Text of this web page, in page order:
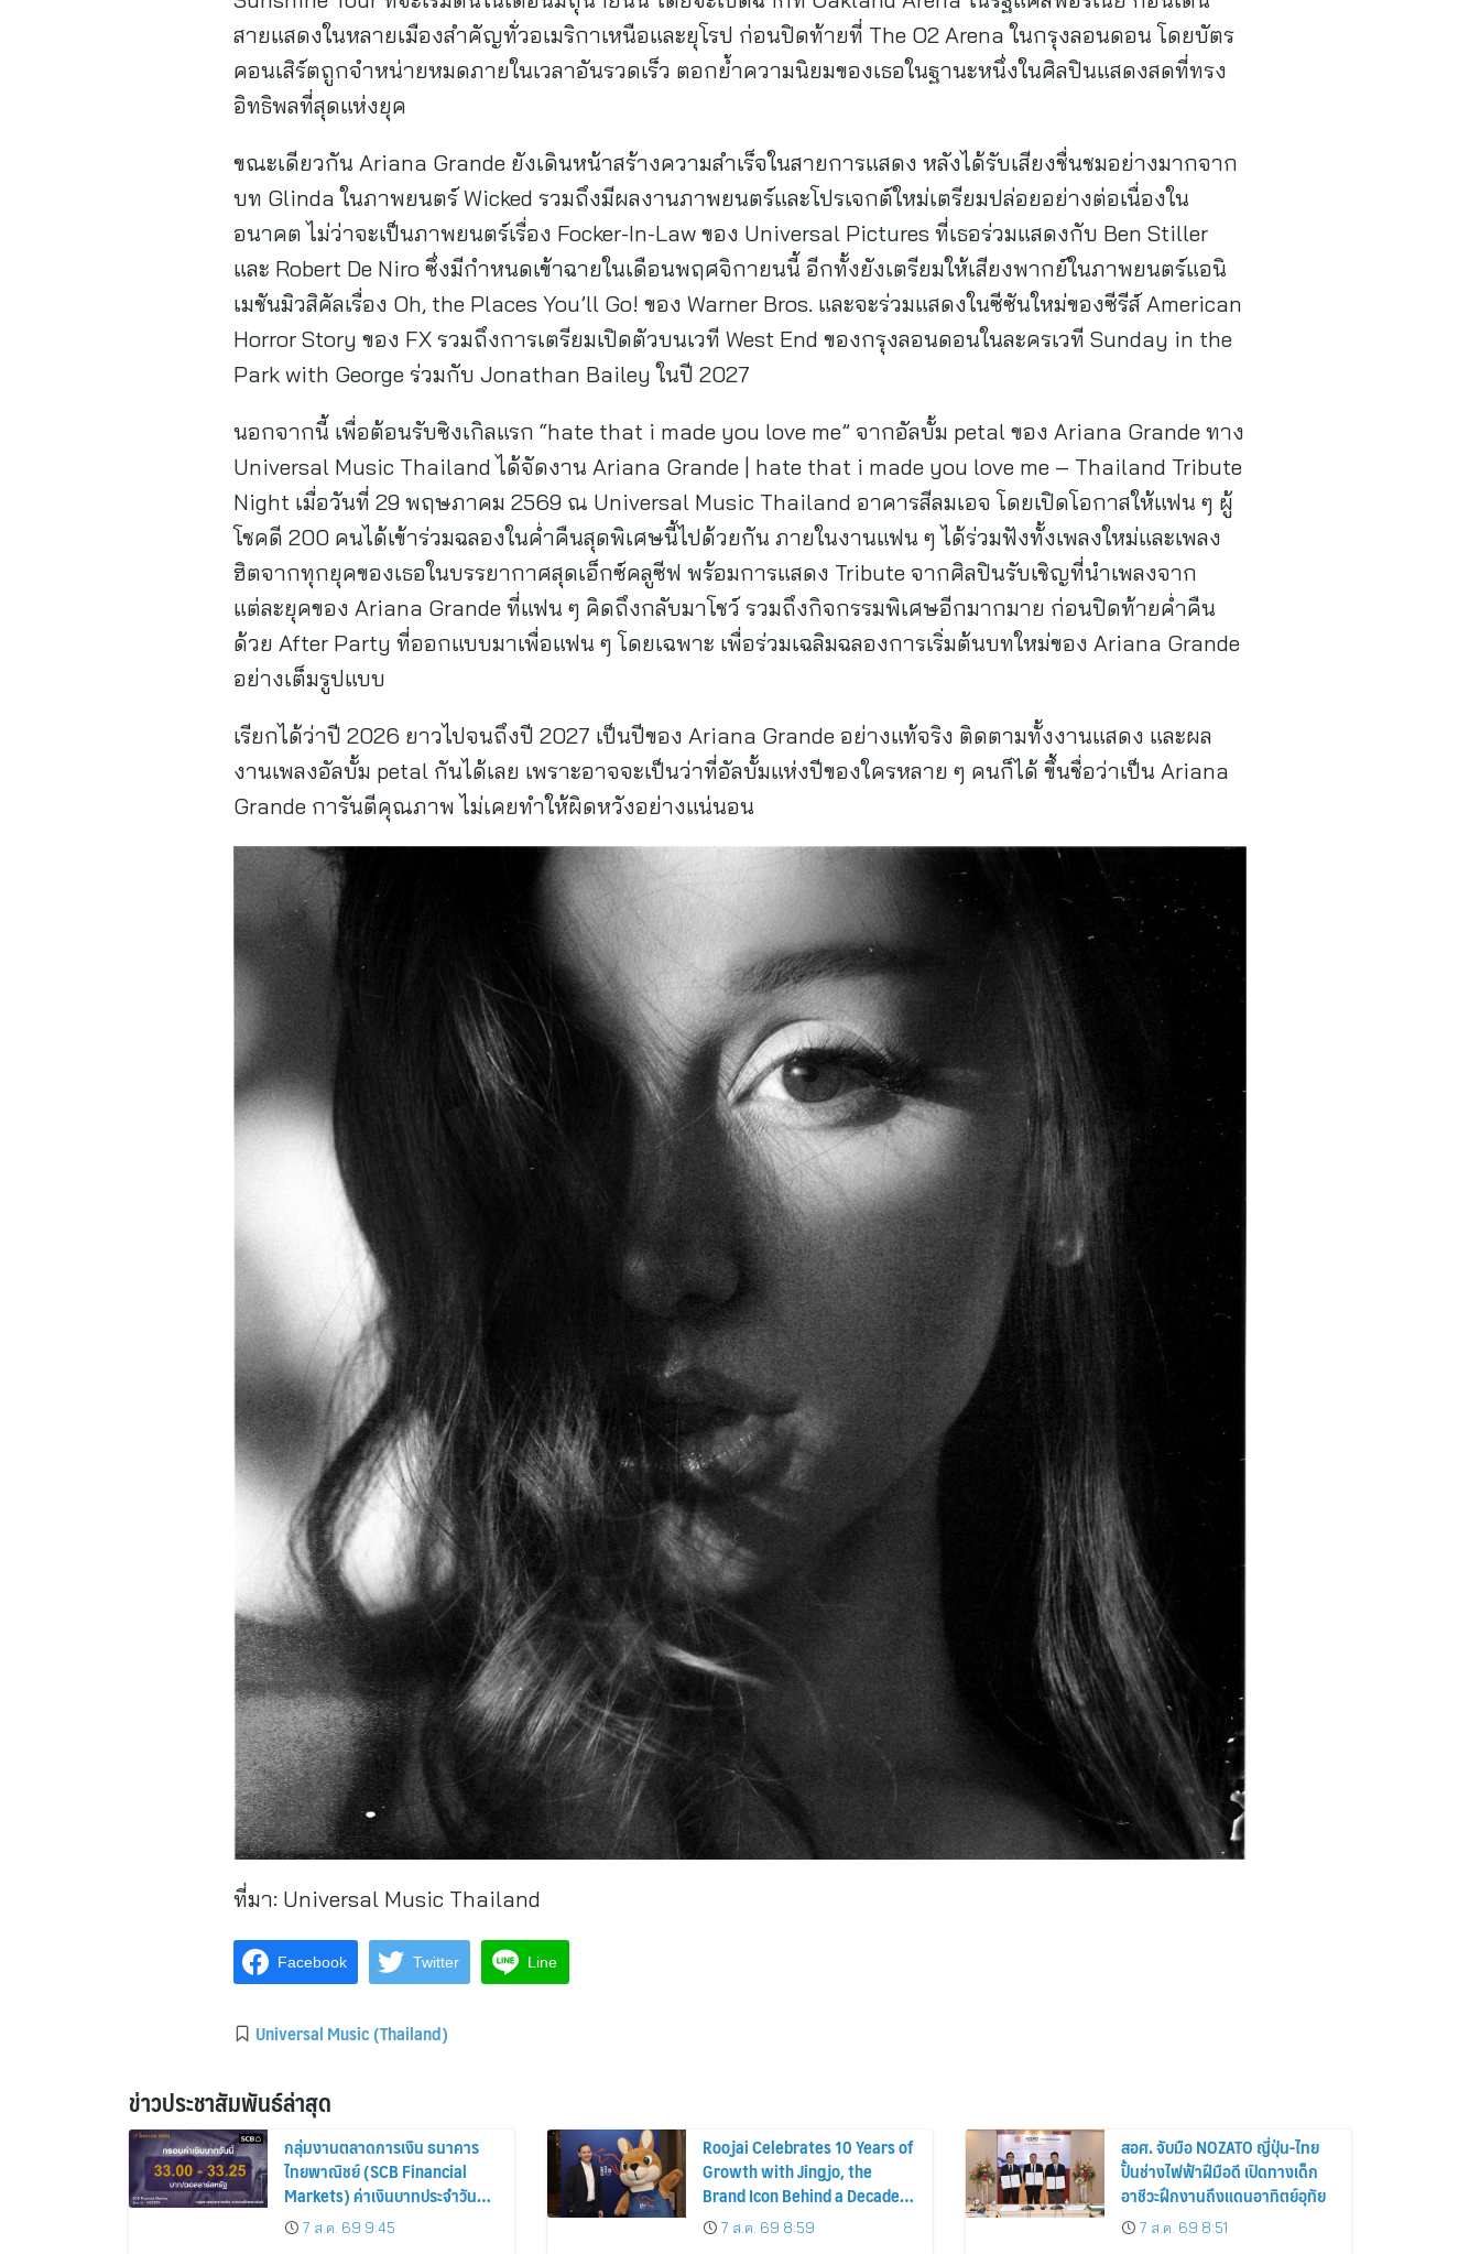
สายแสดงในหลายเมืองสำคัญทั่วอเมริกาเหนือและยุโรป ก่อนปิดท้ายที่ The O2 Arena ในกรุงลอนดอน โดยบัตร
คอนเสิร์ตถูกจำหน่ายหมดภายในเวลาอันรวดเร็ว ตอกย้ำความนิยมของเธอในฐานะหนึ่งในศิลปินแสดงสดที่ทรง
อิทธิพลที่สุดแห่งยุค
ขณะเดียวกัน Ariana Grande ยังเดินหน้าสร้างความสำเร็จในสายการแสดง หลังได้รับเสียงชื่นชมอย่างมากจาก
บท Glinda ในภาพยนตร์ Wicked รวมถึงมีผลงานภาพยนตร์และโปรเจกต์ใหม่เตรียมปล่อยอย่างต่อเนื่องใน
อนาคต ไม่ว่าจะเป็นภาพยนตร์เรื่อง Focker-In-Law ของ Universal Pictures ที่เธอร่วมแสดงกับ Ben Stiller
และ Robert De Niro ซึ่งมีกำหนดเข้าฉายในเดือนพฤศจิกายนนี้ อีกทั้งยังเตรียมให้เสียงพากย์ในภาพยนตร์แอนิ
เมชันมิวสิคัลเรื่อง Oh, the Places You’ll Go! ของ Warner Bros. และจะร่วมแสดงในซีซันใหม่ของซีรีส์ American
Horror Story ของ FX รวมถึงการเตรียมเปิดตัวบนเวที West End ของกรุงลอนดอนในละครเวที Sunday in the
Park with George ร่วมกับ Jonathan Bailey ในปี 2027
นอกจากนี้ เพื่อต้อนรับซิงเกิลแรก “hate that i made you love me” จากอัลบั้ม petal ของ Ariana Grande ทาง
Universal Music Thailand ได้จัดงาน Ariana Grande | hate that i made you love me – Thailand Tribute
Night เมื่อวันที่ 29 พฤษภาคม 2569 ณ Universal Music Thailand อาคารสีลมเอจ โดยเปิดโอกาสให้แฟน ๆ ผู้
โชคดี 200 คนได้เข้าร่วมฉลองในค่ำคืนสุดพิเศษนี้ไปด้วยกัน ภายในงานแฟน ๆ ได้ร่วมฟังทั้งเพลงใหม่และเพลง
ฮิตจากทุกยุคของเธอในบรรยากาศสุดเอ็กซ์คลูซีฟ พร้อมการแสดง Tribute จากศิลปินรับเชิญที่นำเพลงจาก
แต่ละยุคของ Ariana Grande ที่แฟน ๆ คิดถึงกลับมาโชว์ รวมถึงกิจกรรมพิเศษอีกมากมาย ก่อนปิดท้ายค่ำคืน
ด้วย After Party ที่ออกแบบมาเพื่อแฟน ๆ โดยเฉพาะ เพื่อร่วมเฉลิมฉลองการเริ่มต้นบทใหม่ของ Ariana Grande
อย่างเต็มรูปแบบ
เรียกได้ว่าปี 2026 ยาวไปจนถึงปี 2027 เป็นปีของ Ariana Grande อย่างแท้จริง ติดตามทั้งงานแสดง และผล
งานเพลงอัลบั้ม petal กันได้เลย เพราะอาจจะเป็นว่าที่อัลบั้มแห่งปีของใครหลาย ๆ คนก็ได้ ขึ้นชื่อว่าเป็น Ariana
Grande การันตีคุณภาพ ไม่เคยทำให้ผิดหวังอย่างแน่นอน
ที่มา: Universal Music Thailand
Facebook Twitter Line
Universal Music (Thailand)
ข่าวประชาสัมพันธ์ล่าสุด
กลุ่มงานตลาดการเงิน ธนาคาร
ไทยพาณิชย์ (SCB Financial
Markets) ค่าเงินบาทประจำวันที่ 7
สิงหาคม 2569
7 ส.ค. 69 9:45
Roojai Celebrates 10 Years of
Growth with Jingjo, the
Brand Icon Behind a Decade
of Insurance Innovation
7 ส.ค. 69 8:59
สอศ. จับมือ NOZATO ญี่ปุ่น-ไทย
ปั้นช่างไฟฟ้าฝีมือดี เปิดทางเด็ก
อาชีวะฝึกงานถึงแดนอาทิตย์อุทัย
7 ส.ค. 69 8:51